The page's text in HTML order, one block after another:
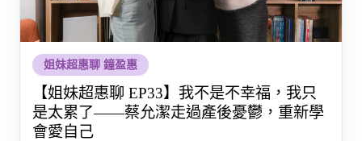
姐妹超惠聊 鐘盈惠
【姐妹超惠聊 EP33】我不是不幸福，我只
是太累了——蔡允潔走過產後憂鬱，重新學
會愛自己